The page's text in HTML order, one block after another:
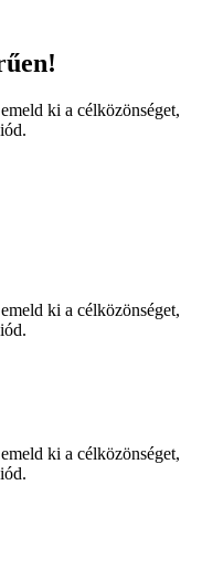
ki a célközönséget,
ki a célközönséget,
ki a célközönséget,